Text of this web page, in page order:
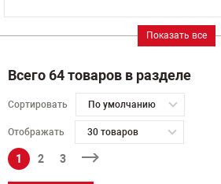
Показать все
Всего 64 товаров в разделе
Сортировать По умолчанию
Отображать 30 товаров
1 2 3